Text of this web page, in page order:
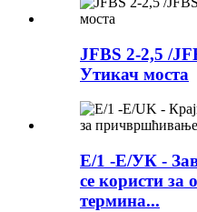
JFBS 2-2,5 /
Утикач моста
Е/1 -Е/УК -
се користи за
термина...